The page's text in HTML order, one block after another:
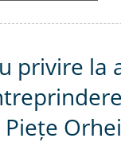
privire la
Piețe